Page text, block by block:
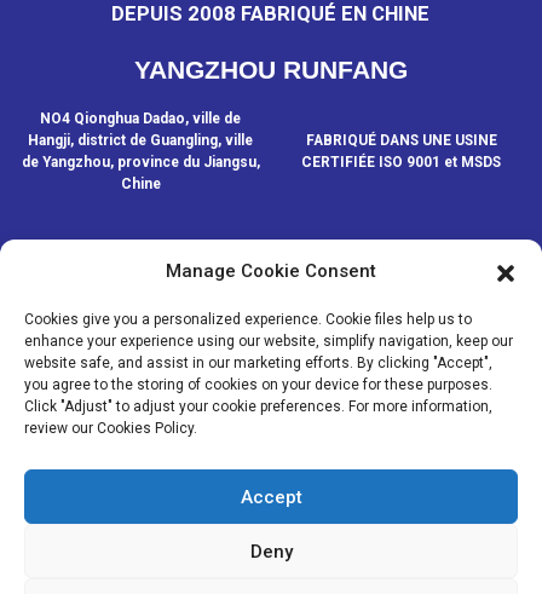
DEPUIS 2008 FABRIQUÉ EN CHINE
YANGZHOU RUNFANG
NO4 Qionghua Dadao, ville de
Hangji, district de Guangling, ville
de Yangzhou, province du Jiangsu,
Chine
FABRIQUÉ DANS UNE USINE
CERTIFIÉE ISO 9001 et MSDS
CONTACTEZ-NOUS
© COPYRIGHT - 2020-2024 : TOUS DROITS RÉSERVÉS.- Plan du
site- SitemapTrans - Recherche principale
MÉDIAS
NOUVELLES
À PROPOS DE NOUS
Manage Cookie Consent
Cookies give you a personalized experience. Cookie files help us to
enhance your experience using our website, simplify navigation, keep our
website safe, and assist in our marketing efforts. By clicking "Accept",
you agree to the storing of cookies on your device for these purposes.
Click "Adjust" to adjust your cookie preferences. For more information,
review our Cookies Policy.
Accept
Deny